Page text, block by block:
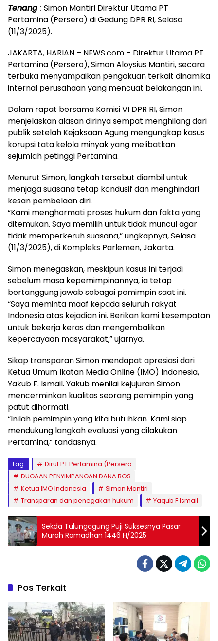
Tenang : Simon Mantiri Direktur Utama PT
Pertamina (Persero) di Gedung DPR RI, Selasa
(11/3/2025).
JAKARTA, HARIAN – NEWS.com – Direktur Utama PT
Pertamina (Persero), Simon Aloysius Mantiri, secara
terbuka menyampaikan pengakuan terkait dinamika
internal perusahaan yang mencuat belakangan ini.
Dalam rapat bersama Komisi VI DPR RI, Simon
menjelaskan alasan dirinya sempat menghilang dari
publik setelah Kejaksaan Agung mengungkap kasus
korupsi tata kelola minyak yang melibatkan
sejumlah petinggi Pertamina.
Menurut Simon, langkah tersebut diambil untuk
menjaga suasana tetap kondusif dan menghindari
kesan pembelaan diri.
“Kami menghormati proses hukum dan fakta yang
ditemukan. Saya memilih untuk tidak muncul agar
tidak memperkeruh suasana,” ungkapnya, Selasa
(11/3/2025), di Kompleks Parlemen, Jakarta.
Simon menegaskan, meskipun kasus ini terjadi
sebelum masa kepemimpinannya, ia tetap
bertanggung jawab sebagai pemimpin saat ini.
“Saya meminta maaf kepada seluruh rakyat
Indonesia atas kejadian ini. Berikan kami kesempatan
untuk bekerja keras dan mengembalikan
kepercayaan masyarakat,” ujarnya.
Sikap transparan Simon mendapat apresiasi dari
Ketua Umum Ikatan Media Online (IMO) Indonesia,
Yakub F. Ismail. Yakub menilai kejujuran Simon
mencerminkan kualitas seorang pemimpin yang
patut dihormati.
“Inilah pemimpin yang kita butuhkan. Kami siap
mendukung langkah evaluasi yang dilakukan
Pertamina,” tandasnya.
Tag:
Dirut PT Pertamina (Persero
DUGAAN PENYIMPANGAN DANA BOS
Ketua IMO Indonesia
Simon Mantiri
Transparan dan penegakan hukum
Yaqub F Ismail
Sekda Tulungagung Puji Suksesnya Pasar
Murah Ramadhan 1446 H/2025
Pos Terkait